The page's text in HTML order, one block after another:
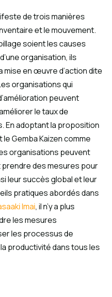
de trois manières
et le mouvement.
soient les causes
organisation, ils
mise en œuvre d’action dite
organisations qui
peuvent
le taux de
En adoptant la proposition
Gemba Kaizen comme
organisations peuvent
des mesures pour
leur succès global et leur
pratiques abordés dans
Imai, il n’y a plus
les mesures
les processus de
productivité dans tous les